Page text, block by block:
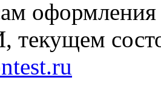
оформления